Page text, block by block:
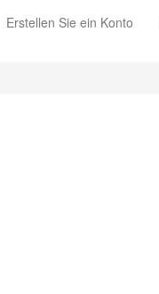
Erstellen Sie ein Konto